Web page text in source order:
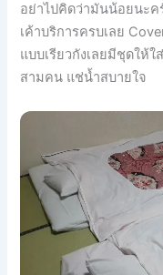
อย่าไปคิดว่ามันน้อยนะค
เค้าบริการครบเลย
แบบเรียวกังเลยมีชุดให้ใ
สามคน แช่น้ำสบายใจ